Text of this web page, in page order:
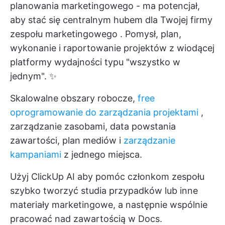
planowania marketingowego - ma potencjał,
aby stać się centralnym hubem dla Twojej firmy
zespołu marketingowego . Pomysł, plan,
wykonanie i raportowanie projektów z wiodącej
platformy wydajności typu "wszystko w
jednym". ✨
Skalowalne obszary robocze, free
oprogramowanie do zarządzania projektami ,
zarządzanie zasobami, data powstania
zawartości, plan mediów i zarządzanie
kampaniami z jednego miejsca.
Użyj ClickUp AI aby pomóc członkom zespołu
szybko tworzyć studia przypadków lub inne
materiały marketingowe, a następnie wspólnie
pracować nad zawartością w Docs.